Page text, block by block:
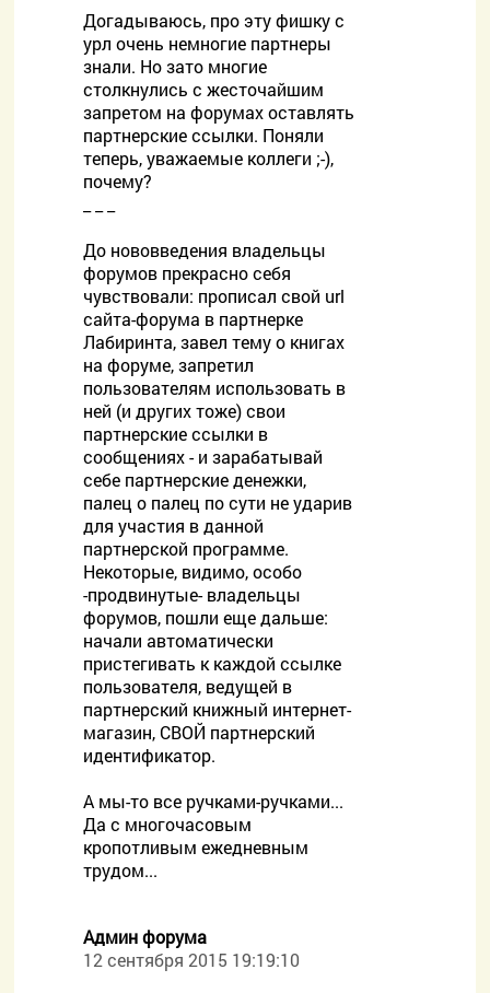
Догадываюсь, про эту фишку с
урл очень немногие партнеры
знали. Но зато многие
столкнулись с жесточайшим
запретом на форумах оставлять
партнерские ссылки. Поняли
теперь, уважаемые коллеги ;-),
почему?
До нововведения владельцы
форумов прекрасно себя
чувствовали: прописал свой url
сайта-форума в партнерке
Лабиринта, завел тему о книгах
на форуме, запретил
пользователям использовать в
ней (и других тоже) свои
партнерские ссылки в
сообщениях - и зарабатывай
себе партнерские денежки,
палец о палец по сути не ударив
для участия в данной
партнерской программе.
Некоторые, видимо, особо
-продвинутые- владельцы
форумов, пошли еще дальше:
начали автоматически
пристегивать к каждой ссылке
пользователя, ведущей в
партнерский книжный интернет-
магазин, СВОЙ партнерский
идентификатор.
А мы-то все ручками-ручками...
Да с многочасовым
кропотливым ежедневным
трудом...
Админ форума
12 сентября 2015 19:19:10